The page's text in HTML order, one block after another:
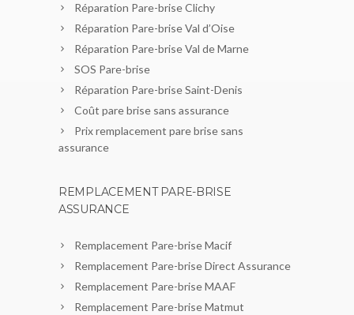
Réparation Pare-brise Clichy
Réparation Pare-brise Val d’Oise
Réparation Pare-brise Val de Marne
SOS Pare-brise
Réparation Pare-brise Saint-Denis
Coût pare brise sans assurance
Prix remplacement pare brise sans
assurance
REMPLACEMENT PARE-BRISE
ASSURANCE
Remplacement Pare-brise Macif
Remplacement Pare-brise Direct Assurance
Remplacement Pare-brise MAAF
Remplacement Pare-brise Matmut